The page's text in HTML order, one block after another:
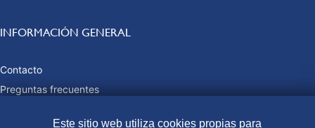
INFORMACIÓN GENERAL
Contacto
Preguntas frecuentes
Este sitio web utiliza cookies propias para